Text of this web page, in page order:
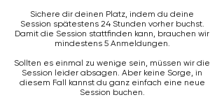
Sichere dir deinen Platz, indem du deine
Session spätestens 24 Stunden vorher buchst.
Damit die Session stattfinden kann, brauchen wir
mindestens 5 Anmeldungen.
Sollten es einmal zu wenige sein, müssen wir die
Session leider absagen. Aber keine Sorge, in
diesem Fall kannst du ganz einfach eine neue
Session buchen.